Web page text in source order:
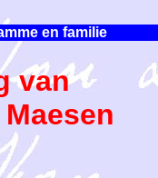
en familie
van